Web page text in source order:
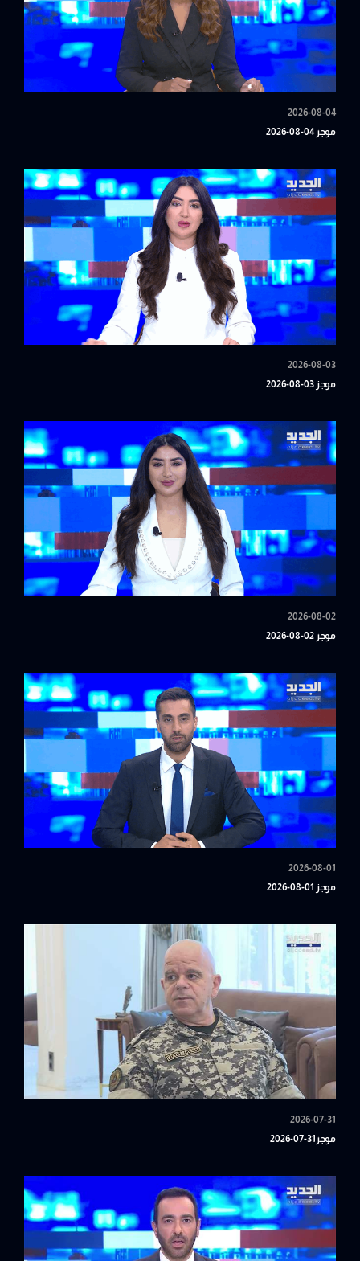
2026-08-04
موجز 04-08-2026
2026-08-03
موجز 03-08-2026
2026-08-02
موجز 02-08-2026
2026-08-01
موجز 01-08-2026
2026-07-31
موجز31-07-2026